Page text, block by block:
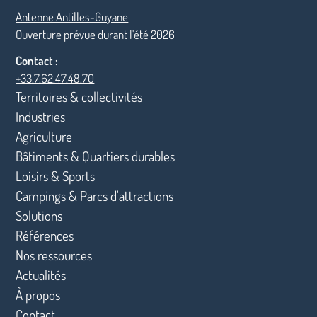
Antenne Antilles-Guyane
Ouverture prévue durant l'été 2026
Contact :
+33.7.62.47.48.70
Territoires & collectivités
Industries
Agriculture
Bâtiments & Quartiers durables
Loisirs & Sports
Campings & Parcs d'attractions
Solutions
Références
Nos ressources
Actualités
À propos